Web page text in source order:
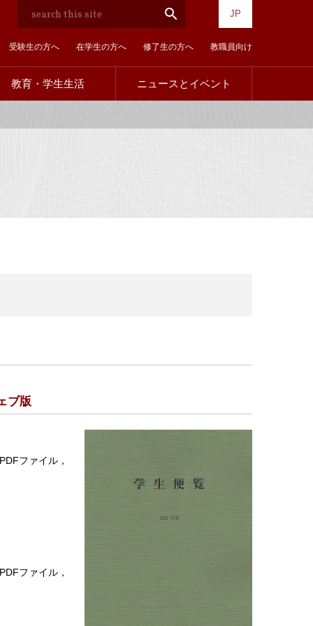
教育・学生生活 ニュースとイベント
訪
受験生の方へ 在学生の方へ 修了生の方へ 教職員向け
search JP
ブ版
ファイル，
ファイル，